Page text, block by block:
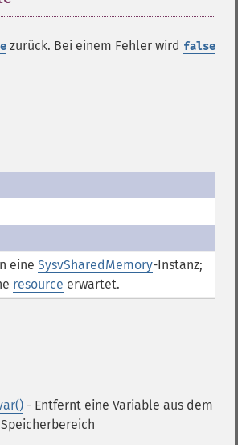
zurück. Bei einem Fehler wird false
eine SysvSharedMemory-Instanz;
resource erwartet.
- Entfernt eine Variable aus dem